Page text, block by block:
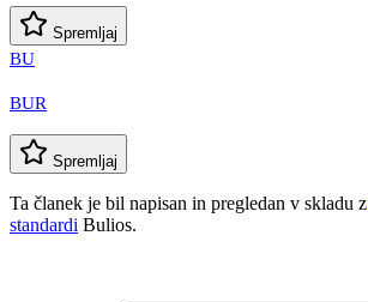
Spremljaj
BU
BUR
Spremljaj
Ta članek je bil napisan in pregledan v skladu z
standardi Bulios.